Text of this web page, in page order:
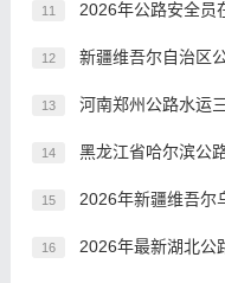
11 2026年公路安全员
12 新疆维吾尔自治区公
13 河南郑州公路水运三
14 黑龙江省哈尔滨公路水运
15 2026年新疆维吾尔
16 2026年最新湖北公